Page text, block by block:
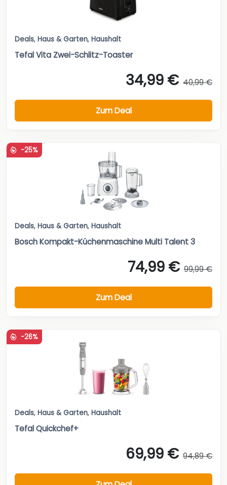
Deals, Haus & Garten, Haushalt
Tefal Vita Zwei-Schlitz-Toaster
34,99 € 40,99 €
Zum Deal
-25%
Deals, Haus & Garten, Haushalt
Bosch Kompakt-Küchenmaschine Multi Talent 3
74,99 € 99,99 €
Zum Deal
-26%
Deals, Haus & Garten, Haushalt
Tefal Quickchef+
69,99 € 94,89 €